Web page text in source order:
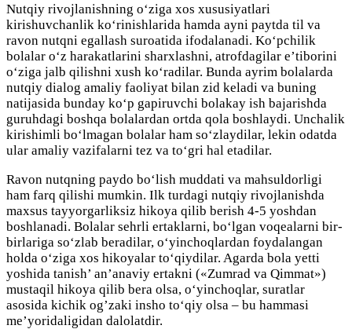
Nutqiy rivojlanishning o‘ziga xos xususiyatlari
kirishuvchanlik ko‘rinishlarida hamda ayni paytda til va
ravon nutqni egallash suroatida ifodalanadi. Ko‘pchilik
bolalar o‘z harakatlarini sharxlashni, atrofdagilar e’tiborini
o‘ziga jalb qilishni xush ko‘radilar. Bunda ayrim bolalarda
nutqiy dialog amaliy faoliyat bilan zid keladi va buning
natijasida bunday ko‘p gapiruvchi bolakay ish bajarishda
guruhdagi boshqa bolalardan ortda qola boshlaydi. Unchalik
kirishimli bo‘lmagan bolalar ham so‘zlaydilar, lekin odatda
ular amaliy vazifalarni tez va to‘gri hal etadilar.
Ravon nutqning paydo bo‘lish muddati va mahsuldorligi
ham farq qilishi mumkin. Ilk turdagi nutqiy rivojlanishda
maxsus tayyorgarliksiz hikoya qilib berish 4-5 yoshdan
boshlanadi. Bolalar sehrli ertaklarni, bo‘lgan voqealarni bir-
birlariga so‘zlab beradilar, o‘yinchoqlardan foydalangan
holda o‘ziga xos hikoyalar to‘qiydilar. Agarda bola yetti
yoshida tanish’ an’anaviy ertakni («Zumrad va Qimmat»)
mustaqil hikoya qilib bera olsa, o‘yinchoqlar, suratlar
asosida kichik og’zaki insho to‘qiy olsa – bu hammasi
me’yoridaligidan dalolatdir.